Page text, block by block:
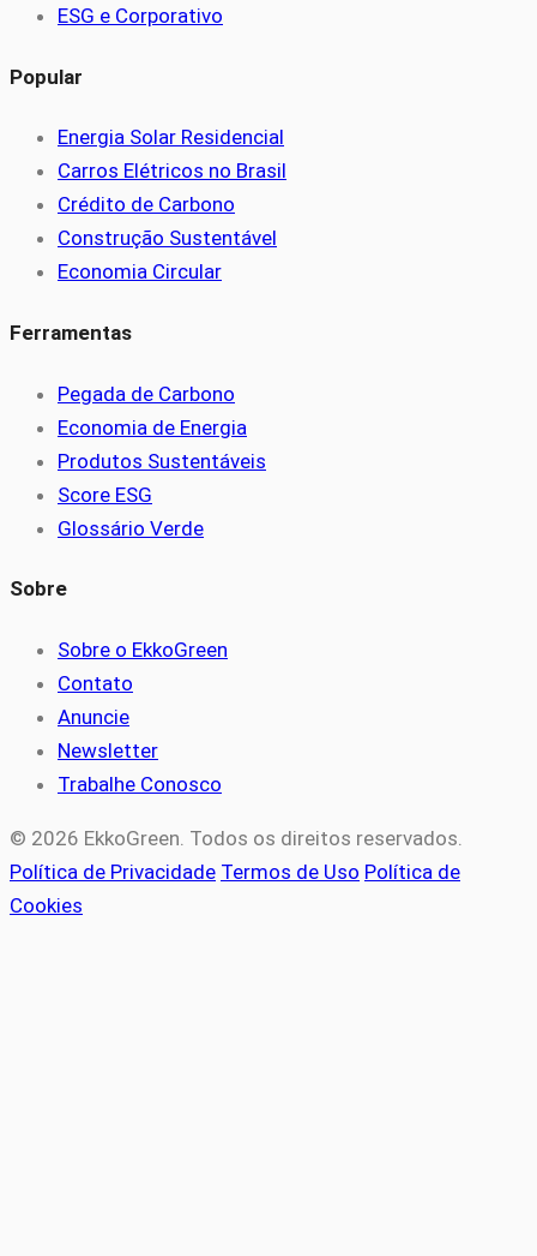
ESG e Corporativo
Popular
Energia Solar Residencial
Carros Elétricos no Brasil
Crédito de Carbono
Construção Sustentável
Economia Circular
Ferramentas
Pegada de Carbono
Economia de Energia
Produtos Sustentáveis
Score ESG
Glossário Verde
Sobre
Sobre o EkkoGreen
Contato
Anuncie
Newsletter
Trabalhe Conosco
© 2026 EkkoGreen. Todos os direitos reservados.
Política de Privacidade Termos de Uso Política de
Cookies